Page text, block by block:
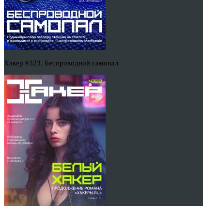
Хакер #323. Беспроводной самопал